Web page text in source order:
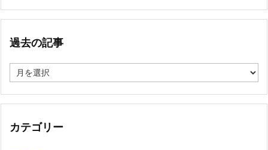
過去の記事
去
記
カテゴリー